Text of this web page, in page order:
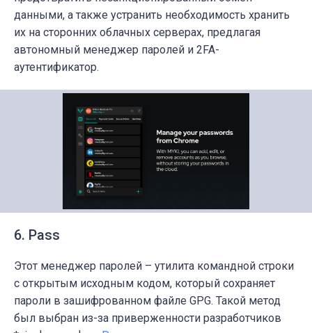
данными, а также устранить необходимость хранить
их на сторонних облачных серверах, предлагая
автономный менеджер паролей и 2FA-
аутентификатор.
6. Pass
Этот менеджер паролей – утилита командной строки
с открытым исходным кодом, который сохраняет
пароли в зашифрованном файле GPG. Такой метод
был выбран из-за приверженности разработчиков